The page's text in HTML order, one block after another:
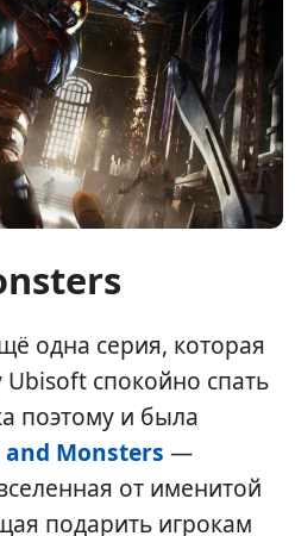
одна серия, которая
Ubisoft спокойно спать
поэтому и была
and Monsters —
от именитой
подарить игрокам